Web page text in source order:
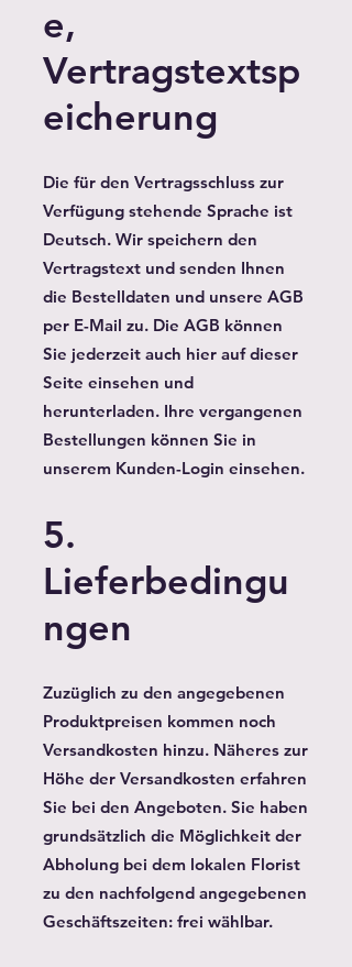
e,
Vertragstextsp
eicherung
Die für den Vertragsschluss zur
Verfügung stehende Sprache ist
Deutsch. Wir speichern den
Vertragstext und senden Ihnen
die Bestelldaten und unsere AGB
per E-Mail zu. Die AGB können
Sie jederzeit auch hier auf dieser
Seite einsehen und
herunterladen. Ihre vergangenen
Bestellungen können Sie in
unserem Kunden-Login einsehen.
5.
Lieferbedingu
ngen
Zuzüglich zu den angegebenen
Produktpreisen kommen noch
Versandkosten hinzu. Näheres zur
Höhe der Versandkosten erfahren
Sie bei den Angeboten. Sie haben
grundsätzlich die Möglichkeit der
Abholung bei dem lokalen Florist
zu den nachfolgend angegebenen
Geschäftszeiten: frei wählbar.